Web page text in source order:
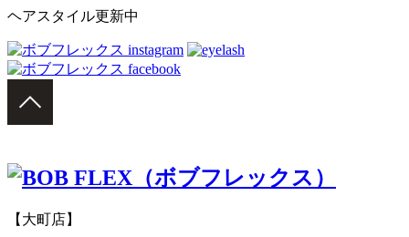
ヘアスタイル更新中
【大町店】